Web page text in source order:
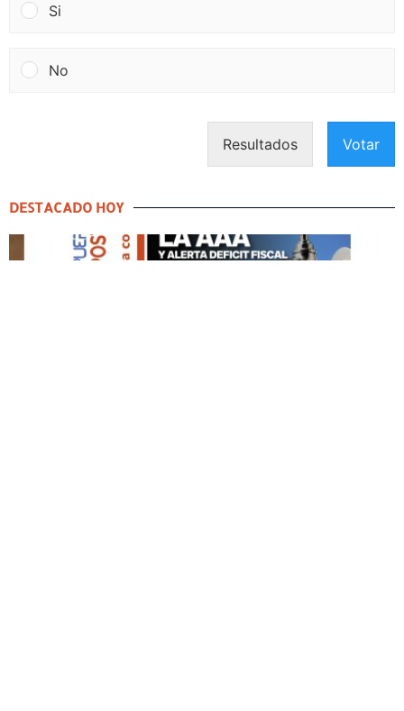
Si
No
Resultados Votar
DESTACADO HOY